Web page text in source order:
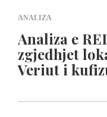
ANALIZA
Analiza e
zgjedhjet
Veriut i